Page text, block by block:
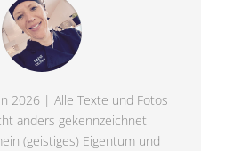
2026 | Alle Texte und Fotos
anders gekennzeichnet
(geistiges) Eigentum und